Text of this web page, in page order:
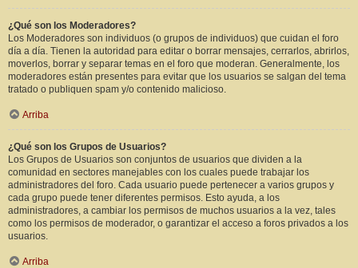
¿Qué son los Moderadores?
Los Moderadores son individuos (o grupos de individuos) que cuidan el foro
día a día. Tienen la autoridad para editar o borrar mensajes, cerrarlos, abrirlos,
moverlos, borrar y separar temas en el foro que moderan. Generalmente, los
moderadores están presentes para evitar que los usuarios se salgan del tema
tratado o publiquen spam y/o contenido malicioso.
Arriba
¿Qué son los Grupos de Usuarios?
Los Grupos de Usuarios son conjuntos de usuarios que dividen a la
comunidad en sectores manejables con los cuales puede trabajar los
administradores del foro. Cada usuario puede pertenecer a varios grupos y
cada grupo puede tener diferentes permisos. Esto ayuda, a los
administradores, a cambiar los permisos de muchos usuarios a la vez, tales
como los permisos de moderador, o garantizar el acceso a foros privados a los
usuarios.
Arriba